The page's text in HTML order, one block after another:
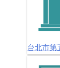
台北市第